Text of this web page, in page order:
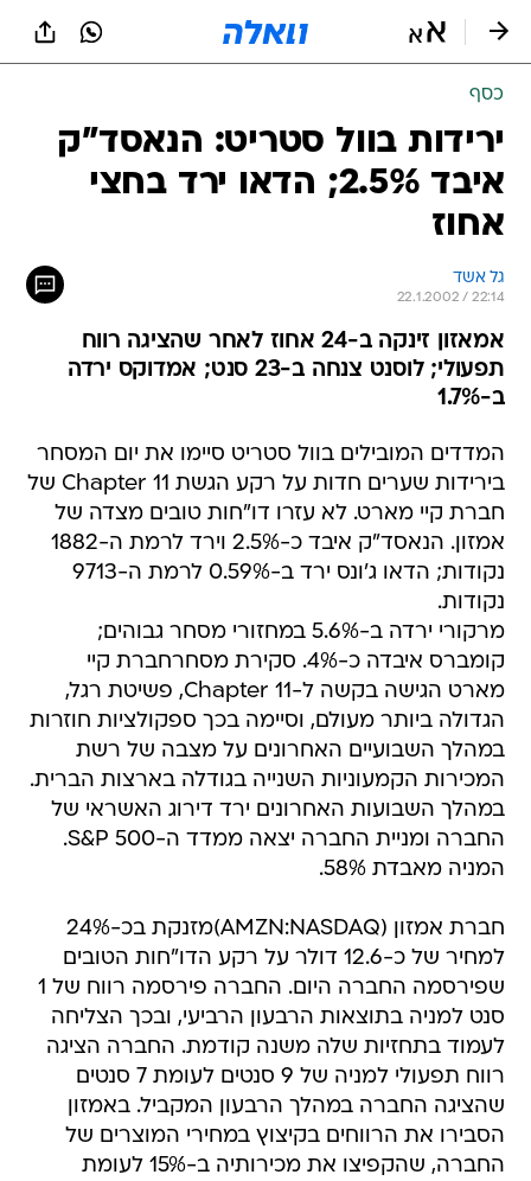
כסף
ירידות בוול סטריט: הנאסד"ק
איבד 2.5%; הדאו ירד בחצי
אחוז
גל אשד
22.1.2002 / 22:14
אמאזון זינקה ב-24 אחוז לאחר שהציגה רווח
תפעולי; לוסנט צנחה ב-23 סנט; אמדוקס ירדה
ב-1.7%
המדדים המובילים בוול סטריט סיימו את יום המסחר
בירידות שערים חדות על רקע הגשת Chapter 11 של
חברת קיי מארט. לא עזרו דו"חות טובים מצדה של
אמזון. הנאסד"ק איבד כ-2.5% וירד לרמת ה-1882
נקודות; הדאו ג'ונס ירד ב-0.59% לרמת ה-9713
נקודות.
מרקורי ירדה ב-5.6% במחזורי מסחר גבוהים;
קומברס איבדה כ-4%. סקירת מסחרחברת קיי
מארט הגישה בקשה ל-Chapter 11, פשיטת רגל,
הגדולה ביותר מעולם, וסיימה בכך ספקולציות חוזרות
במהלך השבועיים האחרונים על מצבה של רשת
המכירות הקמעוניות השנייה בגודלה בארצות הברית.
במהלך השבועות האחרונים ירד דירוג האשראי של
החברה ומניית החברה יצאה ממדד ה-S&P 500.
המניה מאבדת 58%.
חברת אמזון (AMZN:NASDAQ)מזנקת בכ-24%
למחיר של כ-12.6 דולר על רקע הדו"חות הטובים
שפירסמה החברה היום. החברה פירסמה רווח של 1
סנט למניה בתוצאות הרבעון הרביעי, ובכך הצליחה
לעמוד בתחזיות שלה משנה קודמת. החברה הציגה
רווח תפעולי למניה של 9 סנטים לעומת 7 סנטים
שהציגה החברה במהלך הרבעון המקביל. באמזון
הסבירו את הרווחים בקיצוץ במחירי המוצרים של
החברה, שהקפיצו את מכירותיה ב-15% לעומת